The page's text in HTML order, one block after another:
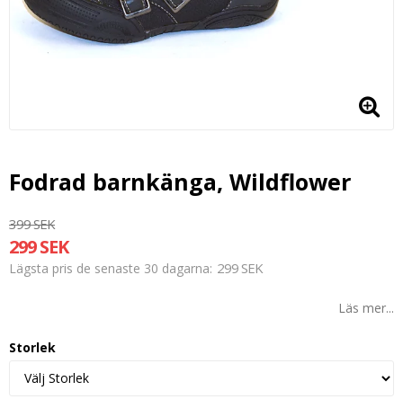
Fodrad barnkänga, Wildflower
399 SEK
299 SEK
Lägsta pris de senaste 30 dagarna 299 SEK
Läs mer...
Storlek